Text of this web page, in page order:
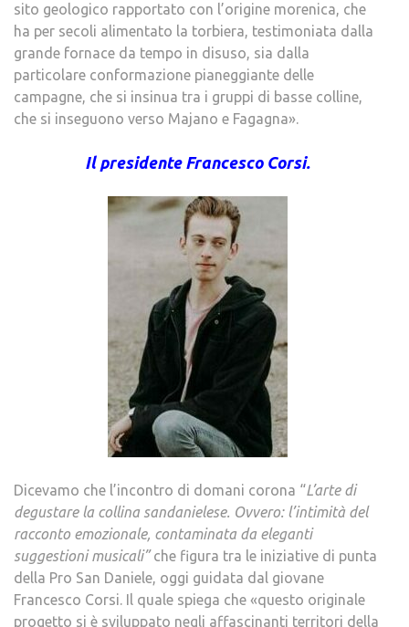
sito geologico rapportato con l’origine morenica, che
ha per secoli alimentato la torbiera, testimoniata dalla
grande fornace da tempo in disuso, sia dalla
particolare conformazione pianeggiante delle
campagne, che si insinua tra i gruppi di basse colline,
che si inseguono verso Majano e Fagagna».
Il presidente Francesco Corsi.
Dicevamo che l’incontro di domani corona “L’arte di
degustare la collina sandanielese. Ovvero: l’intimità del
racconto emozionale, contaminata da eleganti
suggestioni musicali”che figura tra le iniziative di punta
della Pro San Daniele, oggi guidata dal giovane
Francesco Corsi. Il quale spiega che «questo originale
progetto si è sviluppato negli affascinanti territori della